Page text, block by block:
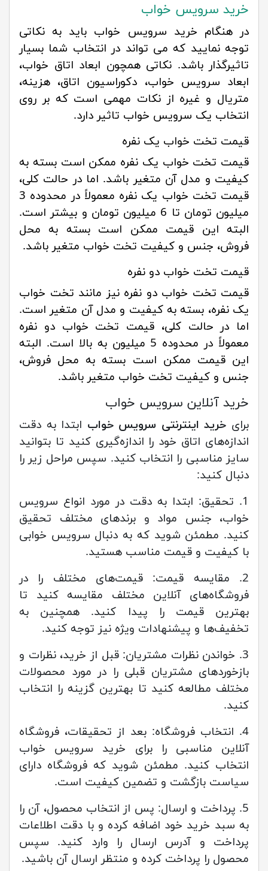
خرید سرویس خواب
در هنگام خرید سرویس خواب باید به نکاتی
توجه نمایید که می تواند در انتخاب شما بسیار
تاثیرگذار باشد. نکاتی همچون ابعاد اتاق خواب،
ابعاد سرویس خواب، دکوراسیون اتاق، هزینه،
متریال و غیره از نکات مهمی است که بر روی
انتخاب یک سرویس خواب تاثیر دارد.
قیمت تخت خواب یک نفره
قیمت تخت خواب یک نفره ممکن است بسته به
کیفیت و مدل آن متغیر باشد. اما در حالت کلی،
قیمت تخت خواب یک نفره معمولاً در محدوده 3
میلیون تومان تا 6 میلیون تومان و بیشتر است.
البته این قیمت ممکن است بسته به محل
فروش، جنس و کیفیت تخت خواب متغیر باشد.
قیمت تخت خواب دو نفره
قیمت تخت خواب دو نفره نیز مانند تخت خواب
یک نفره، بسته به کیفیت و مدل آن متغیر است.
اما در حالت کلی، قیمت تخت خواب دو نفره
معمولاً در محدوده 5 میلیون به بالا است. البته
این قیمت ممکن است بسته به محل فروش،
جنس و کیفیت تخت خواب متغیر باشد.
خرید آنلاین سرویس خواب
برای خرید اینترنتی سرویس خواب ابتدا به دقت
اندازه‌های اتاق خود را اندازه‌گیری کنید تا بتوانید
سایز مناسبی را انتخاب کنید. سپس مراحل زیر را
دنبال کنید:
1. تحقیق: ابتدا به دقت در مورد انواع سرویس
خواب، جنس مواد و برندهای مختلف تحقیق
کنید. مطمئن شوید که به دنبال سرویس خوابی
با کیفیت و قیمت مناسب هستید.
2. مقایسه قیمت: قیمت‌های مختلف را در
فروشگاه‌های آنلاین مختلف مقایسه کنید تا
بهترین قیمت را پیدا کنید. همچنین به
تخفیف‌ها و پیشنهادات ویژه نیز توجه کنید.
3. خواندن نظرات مشتریان: قبل از خرید، نظرات و
بازخوردهای مشتریان قبلی را در مورد محصولات
مختلف مطالعه کنید تا بهترین گزینه را انتخاب
کنید.
4. انتخاب فروشگاه: بعد از تحقیقات، فروشگاه
آنلاین مناسبی را برای خرید سرویس خواب
انتخاب کنید. مطمئن شوید که فروشگاه دارای
سیاست بازگشت و تضمین کیفیت است.
5. پرداخت و ارسال: پس از انتخاب محصول، آن را
به سبد خرید خود اضافه کرده و با دقت اطلاعات
پرداخت و آدرس ارسال را وارد کنید. سپس
محصول را پرداخت کرده و منتظر ارسال آن باشید.